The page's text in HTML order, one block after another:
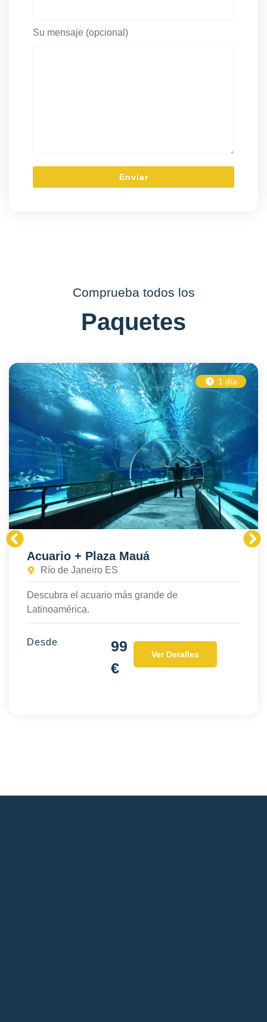
Su mensaje (opcional)
Comprueba todos los
Paquetes
1 día
Acuario + Plaza Mauá
Río de Janeiro ES
Descubra el acuario más grande de
Latinoamérica.
Desde
99
€
Ver Detalles